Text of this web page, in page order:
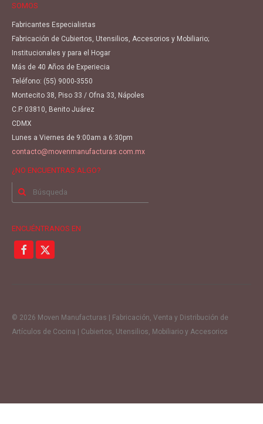
SOMOS
Fabricantes Especialistas
Fabricación de Cubiertos, Utensilios, Accesorios y Mobiliario;
Institucionales y para el Hogar
Más de 40 Años de Experiecia
Teléfono: (55) 9000-3550
Montecito 38, Piso 33 / Ofna 33, Nápoles
C.P. 03810, Benito Juárez
CDMX
Lunes a Viernes de 9:00am a 6:30pm
contacto@movenmanufacturas.com.mx
¿NO ENCUENTRAS ALGO?
Buscar
ENCUÉNTRANOS EN
© 2026 Moven Manufacturas | Fabricación, Venta y Distribución de
Artículos de Cocina | Cubiertos, Utensilios, Mobiliario y Accesorios